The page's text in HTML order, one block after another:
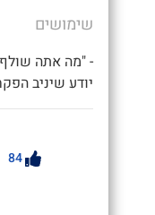
שימושים
- "מה אתה
יודע שיניב
84